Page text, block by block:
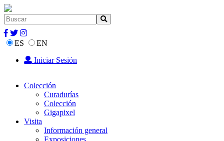
ES
EN
Iniciar Sesión
Colección
Curadurías
Colección
Gigapixel
Visita
Información general
Exposiciones